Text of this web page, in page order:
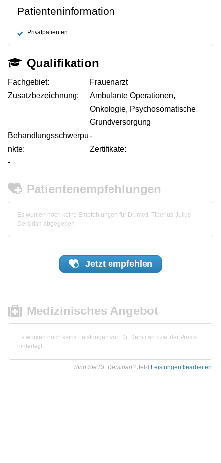
Patienteninformation
Privatpatienten
Qualifikation
Fachgebiet:
Frauenarzt
Zusatzbezeichnung:
Ambulante Operationen,
Onkologie, Psychosomatische
Grundversorgung
Behandlungsschwerpu
nkte:
-
Zertifikate:
-
Patientenempfehlungen
Es wurden noch keine Empfehlungen für Dr. med. Tiberius-Julius
Dersidan abgegeben.
Jetzt empfehlen
Medizinisches Angebot
Es wurden noch keine Leistungen von Dr. Dersidan bzw. der Praxis
hinterlegt.
Sind Sie Dr. Dersidan? Jetzt Leistungen bearbeiten.